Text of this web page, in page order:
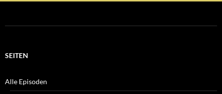
SEITEN
Alle Episoden